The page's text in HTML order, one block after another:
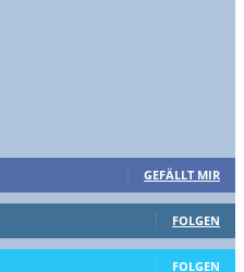
GEFÄLLT MIR
FOLGEN
FOLGEN